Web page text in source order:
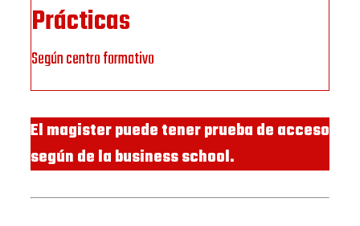
Prácticas
Según centro formativo
El magister puede tener prueba de acceso
según de la business school.